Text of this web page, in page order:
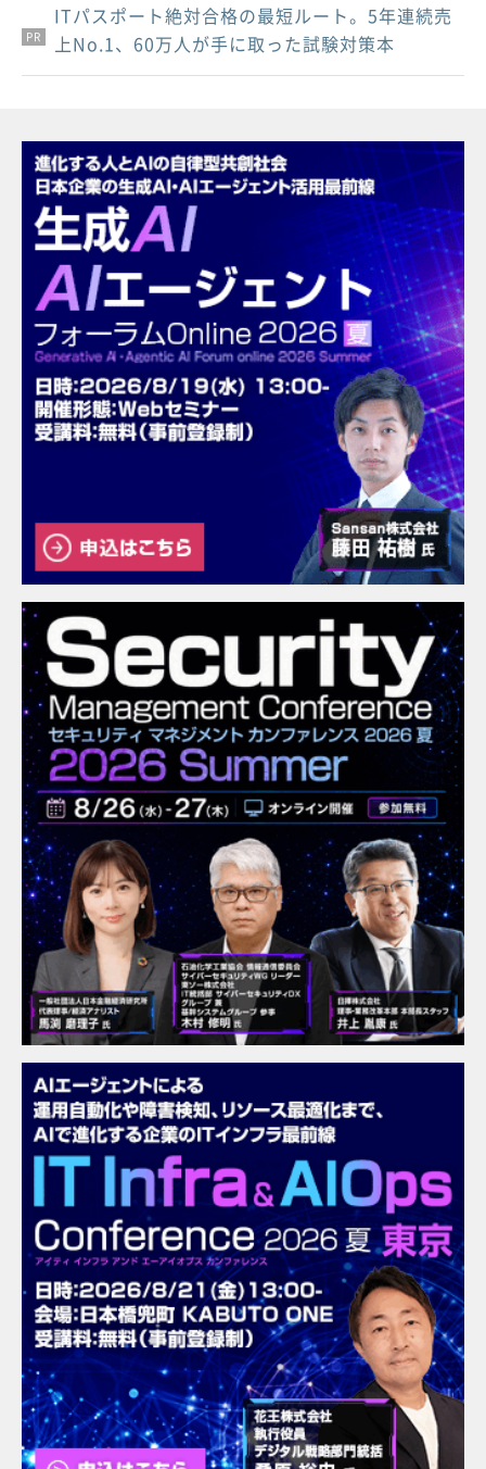
PR
PR
PR
ITパスポート絶対合格の最短ルート。5年連続売
上No.1、60万人が手に取った試験対策本